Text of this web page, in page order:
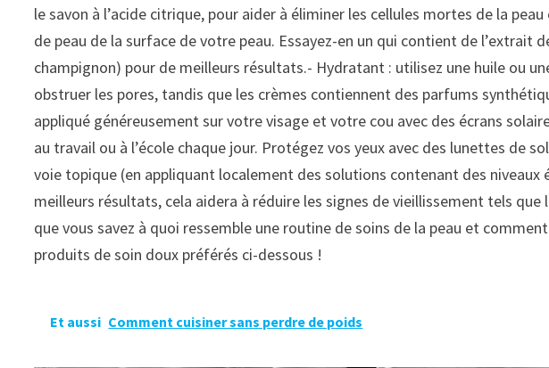
le savon à l’acide citrique, pour aider à éliminer les cellules mortes de la
de peau de la surface de votre peau. Essayez-en un qui contient de l’extrait
champignon) pour de meilleurs résultats.- Hydratant : utilisez une huile ou
obstruer les pores, tandis que les crèmes contiennent des parfums
appliqué généreusement sur votre visage et votre cou avec des écrans
au travail ou à l’école chaque jour. Protégez vos yeux avec des lunettes de
voie topique (en appliquant localement des solutions contenant des niveaux
meilleurs résultats, cela aidera à réduire les signes de vieillissement tels
que vous savez à quoi ressemble une routine de soins de la peau et
produits de soin doux préférés ci-dessous !
Et aussi Comment cuisiner sans perdre de poids